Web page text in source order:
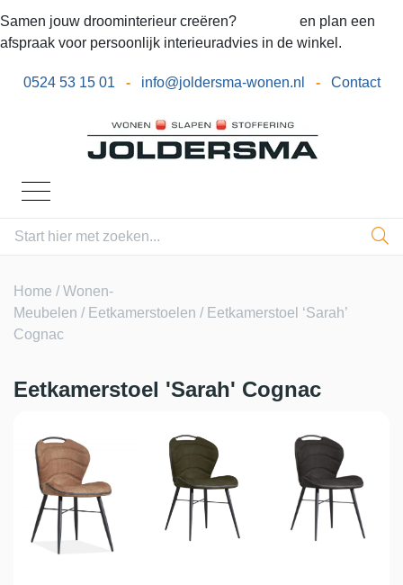
Samen jouw droominterieur creëren?
en plan een
afspraak voor persoonlijk interieuradvies in de winkel.
0524 53 15 01 - info@joldersma-wonen.nl - Contact
Home /Wonen-
Meubelen / Eetkamerstoelen / Eetkamerstoel ‘Sarah’
Cognac
Eetkamerstoel 'Sarah' Cognac